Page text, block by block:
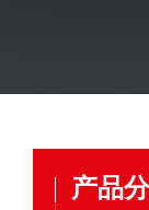
产品